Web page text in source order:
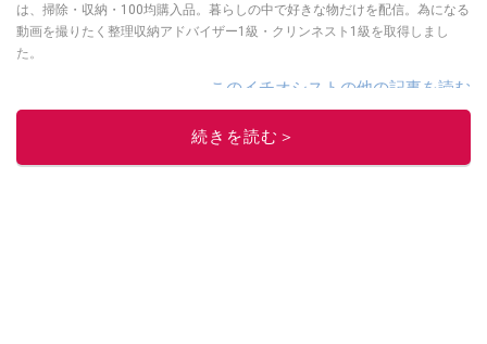
は、掃除・収納・100均購入品。暮らしの中で好きな物だけを配信。為になる
動画を撮りたく整理収納アドバイザー1級・クリンネスト1級を取得しまし
た。
このイチオシストの他の記事を読む
続きを読む＞